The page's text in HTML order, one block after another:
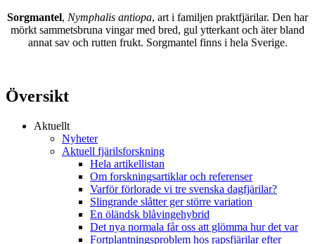
Sorgmantel, Nymphalis antiopa, art i familjen praktfjärilar. Den har
mörkt sammetsbruna vingar med bred, gul ytterkant och äter bland
annat sav och rutten frukt. Sorgmantel finns i hela Sverige.
Översikt
Aktuellt
Nyheter
Aktuell fjärilsforskning
Hela artikellistan
Om forskningsartiklar och referenser
Varför förlorade vi tre svenska dagfjärilar?
Slingrande slåtter ger större variation
En öländsk blåvingehybrid
Det nya normala får oss att glömma hur det var
Fortplantningsproblem hos rapsfjärilar efter